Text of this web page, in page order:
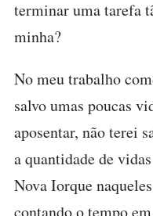
terminar uma tarefa
minha?
No meu trabalho
salvo umas poucas
aposentar, não terei
a quantidade de
Nova Iorque
contando o tempo